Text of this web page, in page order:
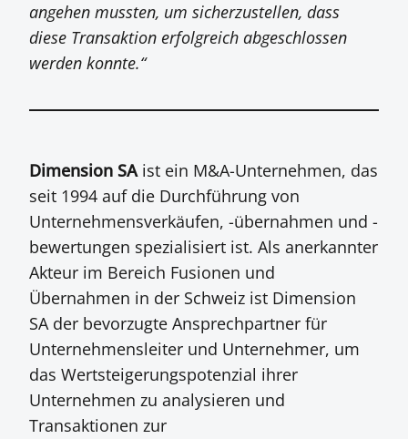
angehen mussten, um sicherzustellen, dass
diese Transaktion erfolgreich abgeschlossen
werden konnte.“
Dimension SAist ein M&A-Unternehmen, das
seit 1994 auf die Durchführung von
Unternehmensverkäufen, -übernahmen und -
bewertungen spezialisiert ist. Als anerkannter
Akteur im Bereich Fusionen und
Übernahmen in der Schweiz ist Dimension
SA der bevorzugte Ansprechpartner für
Unternehmensleiter und Unternehmer, um
das Wertsteigerungspotenzial ihrer
Unternehmen zu analysieren und
Transaktionen zur